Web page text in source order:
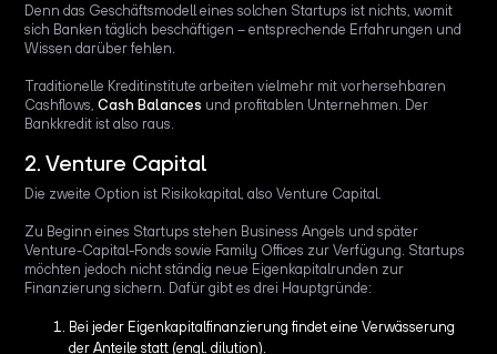
Denn das Geschäftsmodell eines solchen Startups ist nichts, womit
sich Banken täglich beschäftigen – entsprechende Erfahrungen und
Wissen darüber fehlen.
Traditionelle Kreditinstitute arbeiten vielmehr mit vorhersehbaren
Cashflows,Cash Balances und profitablen Unternehmen. Der
Bankkredit ist also raus.
2. Venture Capital
Die zweite Option ist Risikokapital, also Venture Capital.
Zu Beginn eines Startups stehen Business Angels und später
Venture-Capital-Fonds sowie Family Offices zur Verfügung. Startups
möchten jedoch nicht ständig neue Eigenkapitalrunden zur
Finanzierung sichern. Dafür gibt es drei Hauptgründe:
Bei jeder Eigenkapitalfinanzierung findet eine Verwässerung
der Anteile statt (engl. dilution).